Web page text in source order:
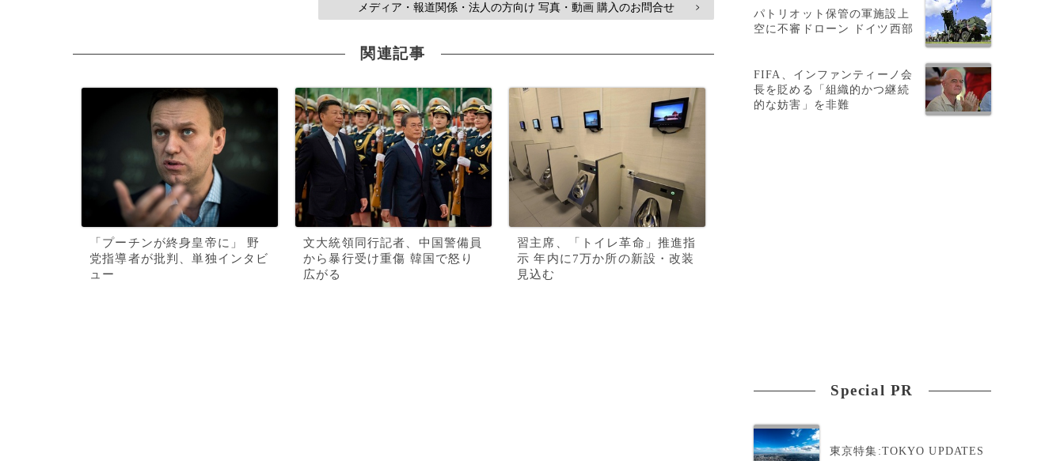
メディア・報道関係・法人の方向け 写真・動画 購入のお問合せ >
関連記事
「プーチンが終身皇帝に」 野
党指導者が批判、単独インタビ
ュー
文大統領同行記者、中国警備員
から暴行受け重傷 韓国で怒り
広がる
習主席、「トイレ革命」推進指
示 年内に7万か所の新設・改装
見込む
パトリオット保管の軍施設上
空に不審ドローン ドイツ西部
FIFA、インファンティーノ会
長を貶める「組織的かつ継続
的な妨害」を非難
Special PR
東京特集:TOKYO UPDATES